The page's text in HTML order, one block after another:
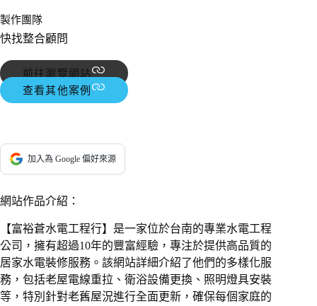
加入為 Google 偏好來源
網站作品介紹：
【富裕蒼水電工程行】是一家位於台南的專業水電工程
公司，擁有超過10年的豐富經驗，專注於提供高品質的
居家水電裝修服務。該網站詳細介紹了他們的多樣化服
務，包括老屋電線重拉、衛浴設備更換、照明燈具安裝
等，特別針對老舊屋況進行全面更新，確保每個家庭的
製作團隊
快找整合顧問
前往瀏覽網站
查看其他案例